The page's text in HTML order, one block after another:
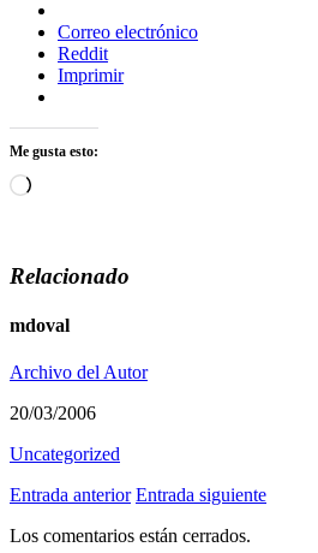
Correo electrónico
Reddit
Imprimir
Me gusta esto:
Cargando...
Relacionado
mdoval
Archivo del Autor
20/03/2006
Uncategorized
Entrada anterior Entrada siguiente
Los comentarios están cerrados.